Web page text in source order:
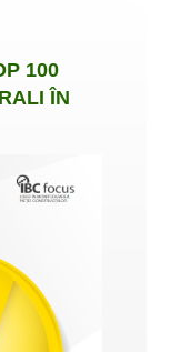
100
ÎN